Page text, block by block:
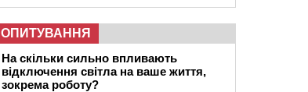
ОПИТУВАННЯ
На скільки сильно впливають
відключення світла на ваше життя,
зокрема роботу?